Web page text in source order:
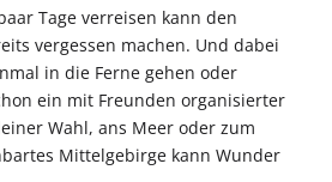
Tage verreisen kann den
vergessen machen. Und dabei
in die Ferne gehen oder
ein mit Freunden organisierter
Wahl, ans Meer oder zum
Mittelgebirge kann Wunder